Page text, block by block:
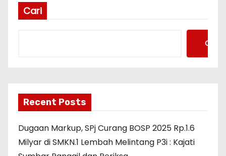
Cari
Cari
Recent Posts
Dugaan Markup, SPj Curang BOSP 2025 Rp.1.6
Milyar di SMKN.1 Lembah Melintang P3i : Kajati